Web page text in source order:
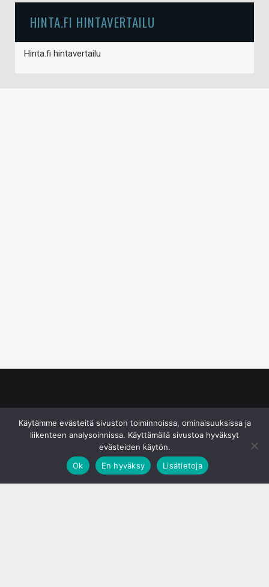
HINTA.FI HINTAVERTAILU
Hinta.fi hintavertailu
Käytämme evästeitä sivuston toiminnoissa, ominaisuuksissa ja
liikenteen analysoinnissa. Käyttämällä sivustoa hyväksyt
evästeiden käytön.
Ok
En hyväksy Lisätietoja